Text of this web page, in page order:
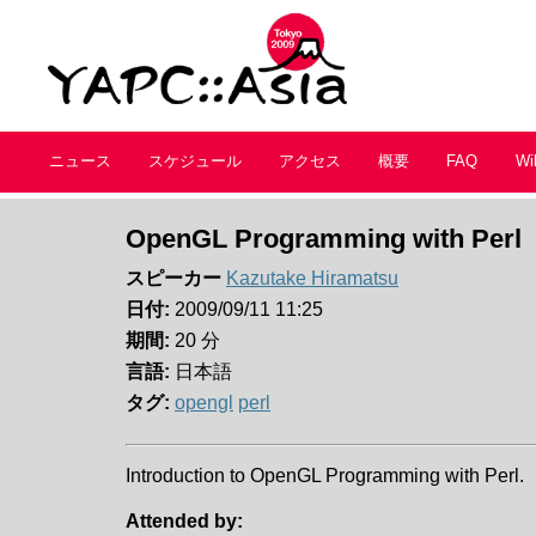
ニュース スケジュール アクセス 概要 FAQ
OpenGL Programming with Perl
スピーカー Kazutake Hiramatsu
日付: 2009/09/11 11:25
期間: 20 分
言語: 日本語
タグ: opengl perl
Introduction to OpenGL Programming with Perl.
Attended by: